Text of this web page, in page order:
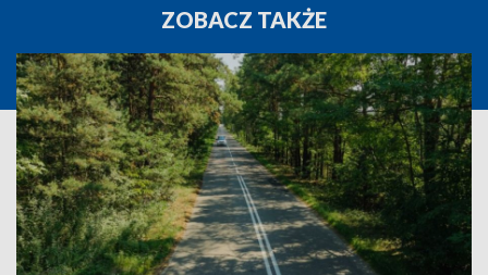
ZOBACZ TAKŻE